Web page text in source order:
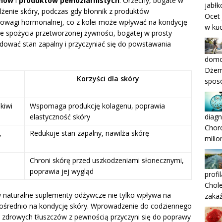
skóry, podczas gdy błonnik z produktów
hormonalnej, co z kolei może wpływać na kondycję
spożycia przetworzonej żywności, bogatej w prosty
stan zapalny i przyczyniać się do powstawania
Korzyści dla skóry
Wspomaga produkcję kolagenu, poprawia
elastyczność skóry
Redukuje stan zapalny, nawilża skórę
Chroni skórę przed uszkodzeniami słonecznymi,
poprawia jej wygląd
suplementy odżywcze nie tylko wpływa na
na kondycję skóry. Wprowadzenie do codziennego
tłuszczów z pewnością przyczyni się do poprawy
Ocet
w